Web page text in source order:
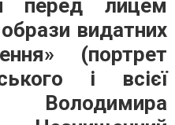
перед лицем
образи видатних
(портрет
і всієї
Володимира